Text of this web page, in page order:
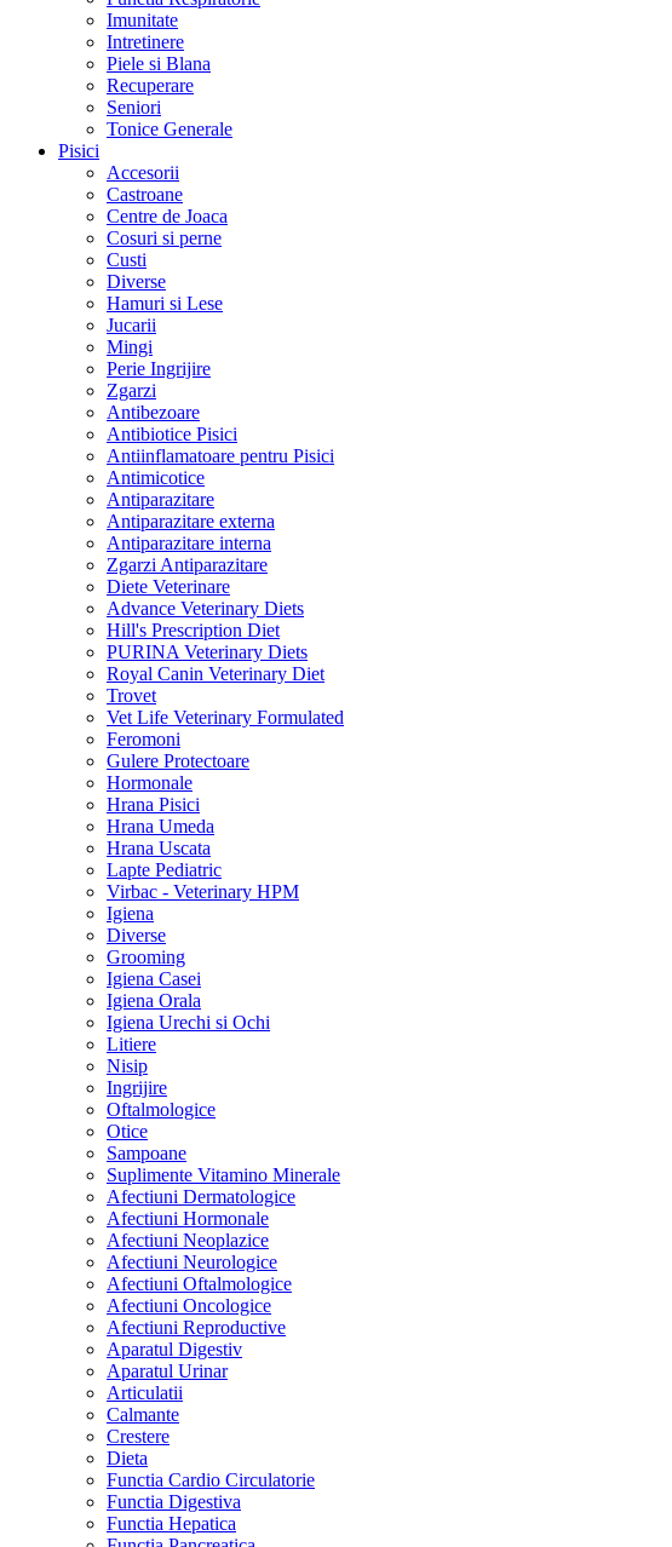
Imunitate
Intretinere
Piele si Blana
Recuperare
Seniori
Tonice Generale
Pisici
Accesorii
Castroane
Centre de Joaca
Cosuri si perne
Custi
Diverse
Hamuri si Lese
Jucarii
Mingi
Perie Ingrijire
Zgarzi
Antibezoare
Antibiotice Pisici
Antiinflamatoare pentru Pisici
Antimicotice
Antiparazitare
Antiparazitare externa
Antiparazitare interna
Zgarzi Antiparazitare
Diete Veterinare
Advance Veterinary Diets
Hill's Prescription Diet
PURINA Veterinary Diets
Royal Canin Veterinary Diet
Trovet
Vet Life Veterinary Formulated
Feromoni
Gulere Protectoare
Hormonale
Hrana Pisici
Hrana Umeda
Hrana Uscata
Lapte Pediatric
Virbac - Veterinary HPM
Igiena
Diverse
Grooming
Igiena Casei
Igiena Orala
Igiena Urechi si Ochi
Litiere
Nisip
Ingrijire
Oftalmologice
Otice
Sampoane
Suplimente Vitamino Minerale
Afectiuni Dermatologice
Afectiuni Hormonale
Afectiuni Neoplazice
Afectiuni Neurologice
Afectiuni Oftalmologice
Afectiuni Oncologice
Afectiuni Reproductive
Aparatul Digestiv
Aparatul Urinar
Articulatii
Calmante
Crestere
Dieta
Functia Cardio Circulatorie
Functia Digestiva
Functia Hepatica